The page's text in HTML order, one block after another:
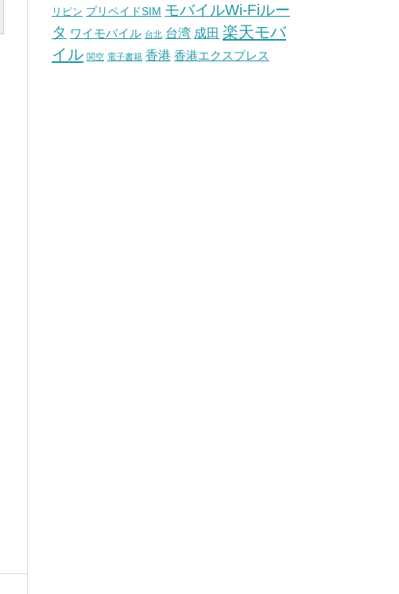
リピン プリペイドSIM モバイルWi-Fiルー
タ ワイモバイル 台北 台湾 成田 楽天モバ
イル 関空 電子書籍 香港 香港エクスプレス